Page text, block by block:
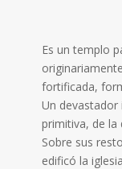
Es un templo
fortificada,
Un devastador
primitiva, de la
Sobre sus
edificó la